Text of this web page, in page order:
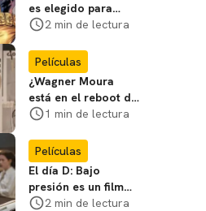
es elegido para
interpretar a
película
2 min de lectura
Películas
¿Wagner Moura
está en el reboot de
X-Men? El actor lo
1 min de lectura
Películas
El día D: Bajo
presión es un film
bélico distinto lleno
2 min de lectura